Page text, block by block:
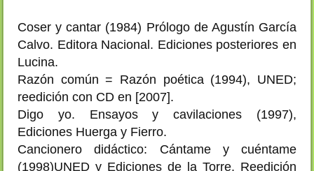
Coser y cantar (1984) Prólogo de Agustín García
Calvo. Editora Nacional. Ediciones posteriores en
Lucina.
Razón común = Razón poética (1994), UNED;
reedición con CD en [2007].
Digo yo. Ensayos y cavilaciones (1997),
Ediciones Huerga y Fierro.
Cancionero didáctico: Cántame y cuéntame
(1998)UNED y Ediciones de la Torre. Reedición